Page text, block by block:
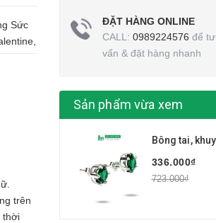
Sức
trên
thời
ĐẶT HÀNG ONLINE
CALL: 0989224576 để tư
vấn & đặt hàng nhanh
Sản phẩm vừa xem
336.000₫
723.000₫